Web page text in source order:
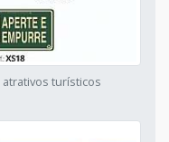
atrativos turísticos